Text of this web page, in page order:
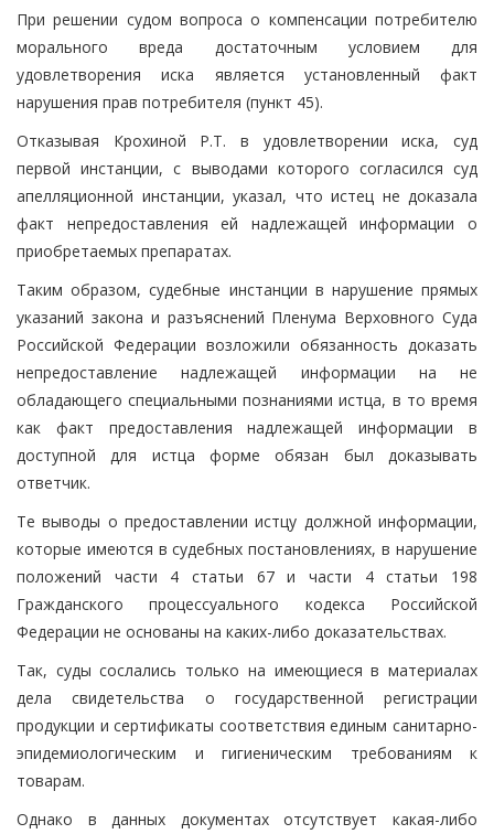
При решении судом вопроса о компенсации потребителю
морального вреда достаточным условием для
удовлетворения иска является установленный факт
нарушения прав потребителя (пункт 45).
Отказывая Крохиной Р.Т. в удовлетворении иска, суд
первой инстанции, с выводами которого согласился суд
апелляционной инстанции, указал, что истец не доказала
факт непредоставления ей надлежащей информации о
приобретаемых препаратах.
Таким образом, судебные инстанции в нарушение прямых
указаний закона и разъяснений Пленума Верховного Суда
Российской Федерации возложили обязанность доказать
непредоставление надлежащей информации на не
обладающего специальными познаниями истца, в то время
как факт предоставления надлежащей информации в
доступной для истца форме обязан был доказывать
ответчик.
Те выводы о предоставлении истцу должной информации,
которые имеются в судебных постановлениях, в нарушение
положений части 4 статьи 67 и части 4 статьи 198
Гражданского процессуального кодекса Российской
Федерации не основаны на каких-либо доказательствах.
Так, суды сослались только на имеющиеся в материалах
дела свидетельства о государственной регистрации
продукции и сертификаты соответствия единым санитарно-
эпидемиологическим и гигиеническим требованиям к
товарам.
Однако в данных документах отсутствует какая-либо